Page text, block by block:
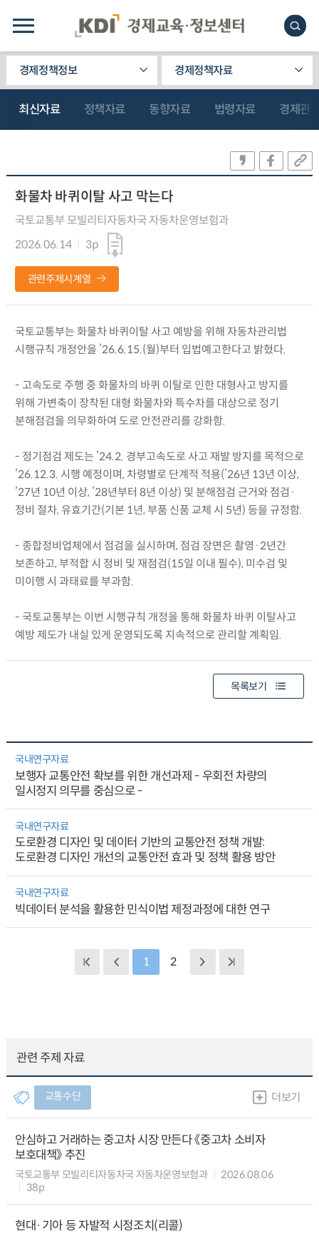
경제정책정보 경제정책자료
최신자료 정책자료 동향자료 법령자료 경제관
화물차 바퀴이탈 사고 막는다
국토교통부 모빌리티자동차국 자동차운영보험과
2026.06.14
3p
관련주제시계열
국토교통부는 화물차 바퀴이탈 사고 예방을 위해 자동차관리법
시행규칙 개정안을 ’26.6.15.(월)부터 입법예고한다고 밝혔다.
- 고속도로 주행 중 화물차의 바퀴 이탈로 인한 대형사고 방지를
위해 가변축이 장착된 대형 화물차와 특수차를 대상으로 정기
분해점검을 의무화하여 도로 안전관리를 강화함.
- 정기점검 제도는 ’24.2. 경부고속도로 사고 재발 방지를 목적으로
’26.12.3. 시행 예정이며, 차령별로 단계적 적용(’26년 13년 이상,
’27년 10년 이상, ’28년부터 8년 이상) 및 분해점검 근거와 점검·
정비 절차, 유효기간(기본 1년, 부품 신품 교체 시 5년) 등을 규정함.
- 종합정비업체에서 점검을 실시하며, 점검 장면은 촬영·2년간
보존하고, 부적합 시 정비 및 재점검(15일 이내 필수), 미수검 및
미이행 시 과태료를 부과함.
- 국토교통부는 이번 시행규칙 개정을 통해 화물차 바퀴 이탈사고
예방 제도가 내실 있게 운영되도록 지속적으로 관리할 계획임.
목록보기
국내연구자료
보행자 교통안전 확보를 위한 개선과제 - 우회전 차량의
일시정지 의무를 중심으로 -
국내연구자료
도로환경 디자인 및 데이터 기반의 교통안전 정책 개발:
도로환경 디자인 개선의 교통안전 효과 및 정책 활용 방안
국내연구자료
빅데이터 분석을 활용한 민식이법 제정과정에 대한 연구
1 2
관련 주제 자료
교통수단 더보기
안심하고 거래하는 중고차 시장 만든다 《중고차 소비자
보호대책》 추진
국토교통부 모빌리티자동차국 자동차운영보험과
2026.08.06
38p
현대·기아 등 자발적 시정조치(리콜)